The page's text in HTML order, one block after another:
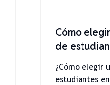
Cómo
de
¿Cómo elegir
estudiantes